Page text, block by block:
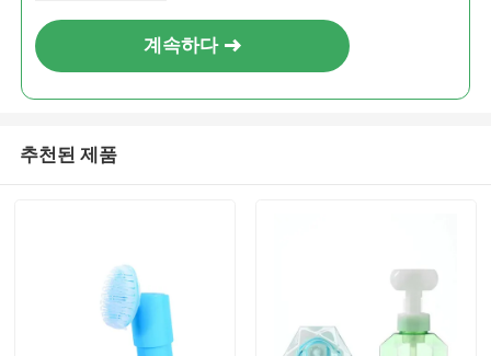
계속하다
추천된 제품